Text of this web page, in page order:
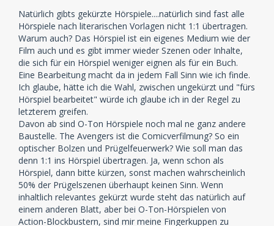
Natürlich gibts gekürzte Hörspiele....natürlich sind fast alle
Hörspiele nach literarischen Vorlagen nicht 1:1 übertragen.
Warum auch? Das Hörspiel ist ein eigenes Medium wie der
Film auch und es gibt immer wieder Szenen oder Inhalte,
die sich für ein Hörspiel weniger eignen als für ein Buch.
Eine Bearbeitung macht da in jedem Fall Sinn wie ich finde.
Ich glaube, hätte ich die Wahl, zwischen ungekürzt und "fürs
Hörspiel bearbeitet" würde ich glaube ich in der Regel zu
letzterem greifen.
Davon ab sind O-Ton Hörspiele noch mal ne ganz andere
Baustelle. The Avengers ist die Comicverfilmung? So ein
optischer Bolzen und Prügelfeuerwerk? Wie soll man das
denn 1:1 ins Hörspiel übertragen. Ja, wenn schon als
Hörspiel, dann bitte kürzen, sonst machen wahrscheinlich
50% der Prügelszenen überhaupt keinen Sinn. Wenn
inhaltlich relevantes gekürzt wurde steht das natürlich auf
einem anderen Blatt, aber bei O-Ton-Hörspielen von
Action-Blockbustern, sind mir meine Fingerkuppen zu